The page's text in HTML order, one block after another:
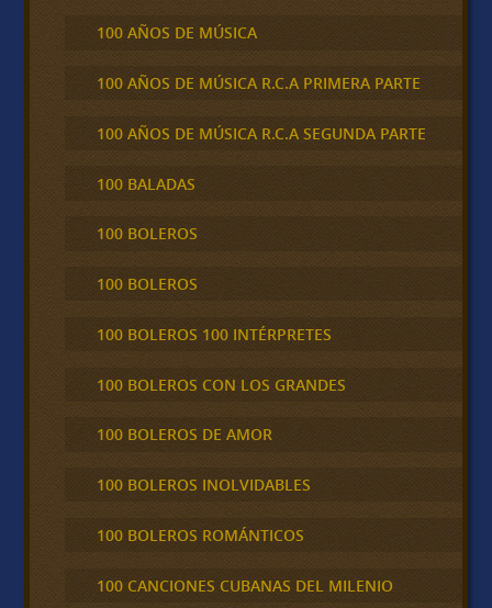
100 AÑOS DE MÚSICA
100 AÑOS DE MÚSICA R.C.A PRIMERA PARTE
100 AÑOS DE MÚSICA R.C.A SEGUNDA PARTE
100 BALADAS
100 BOLEROS
100 BOLEROS
100 BOLEROS 100 INTÉRPRETES
100 BOLEROS CON LOS GRANDES
100 BOLEROS DE AMOR
100 BOLEROS INOLVIDABLES
100 BOLEROS ROMÁNTICOS
100 CANCIONES CUBANAS DEL MILENIO